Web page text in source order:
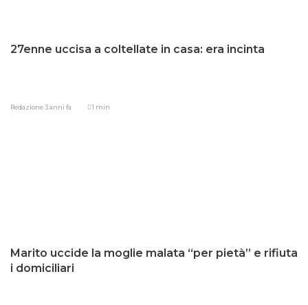
27enne uccisa a coltellate in casa: era incinta
Redazione3 anni fa 1 min
Marito uccide la moglie malata “per pietà” e rifiuta
i domiciliari